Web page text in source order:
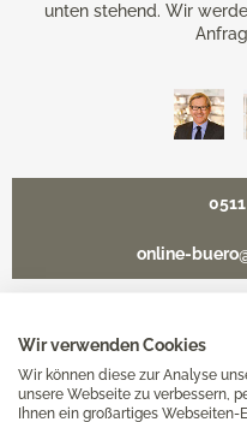
Wir verwenden Cookies
Wir können diese zur Analyse
unsere Webseite zu verbessern,
Ihnen ein großartiges Webseiten-
unten stehend. Wir
online-